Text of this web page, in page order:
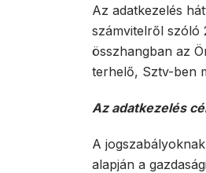
Az adatkezelés
számvitelről szóló
összhangban az
terhelő, Sztv-ben
Az adatkezelés
A
alapján a